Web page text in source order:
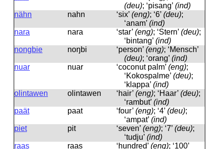
(deu); ‘pisang’ (ind)
nähn
nahn ‘six’ (eng); ‘6’ (deu);
‘anam’ (ind)
nara
nara ‘star’ (eng); ‘Stern’ (deu);
‘bintang’ (ind)
nongbie
noŋbi ‘person’ (eng); ‘Mensch’
(deu); ‘orang’ (ind)
nuar
nuar ‘coconut palm’ (eng);
‘Kokospalme’ (deu);
‘klappa’ (ind)
olintawen
olintawen ‘hair’ (eng); ‘Haar’ (deu);
‘rambut’ (ind)
paät
paat ‘four’ (eng); ‘4’ (deu);
‘ampat’ (ind)
piet
pit ‘seven’ (eng); ‘7’ (deu);
‘tudju’ (ind)
raas
raas ‘hundred’ (eng); ‘100’